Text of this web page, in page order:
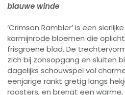
blauwe winde
‘Crimson Rambler’ is een
karmijnrode bloemen die
frisgroene blad. De
zich bij zonsopgang en sluiten
dagelijks schouwspel vol
eenjarige rankt gretig langs
roosters, en brengt een